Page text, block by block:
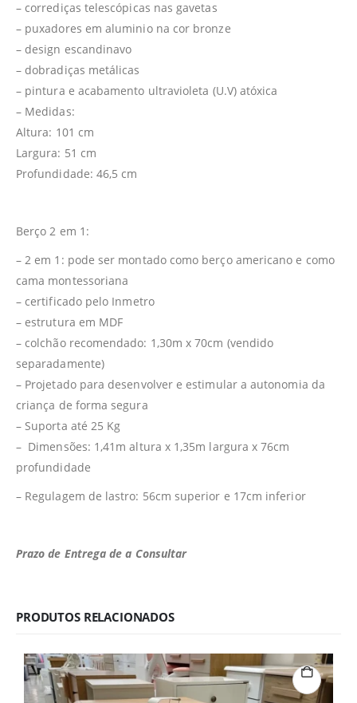
– corrediças telescópicas nas gavetas
– puxadores em aluminio na cor bronze
– design escandinavo
– dobradiças metálicas
– pintura e acabamento ultravioleta (U.V) atóxica
– Medidas:
Altura: 101 cm
Largura: 51 cm
Profundidade: 46,5 cm
Berço 2 em 1:
– 2 em 1: pode ser montado como berço americano e como
cama montessoriana
– certificado pelo Inmetro
– estrutura em MDF
– colchão recomendado: 1,30m x 70cm (vendido
separadamente)
– Projetado para desenvolver e estimular a autonomia da
criança de forma segura
– Suporta até 25 Kg
– Dimensões: 1,41m altura x 1,35m largura x 76cm
profundidade
– Regulagem de lastro: 56cm superior e 17cm inferior
Prazo de Entrega de a Consultar
PRODUTOS RELACIONADOS